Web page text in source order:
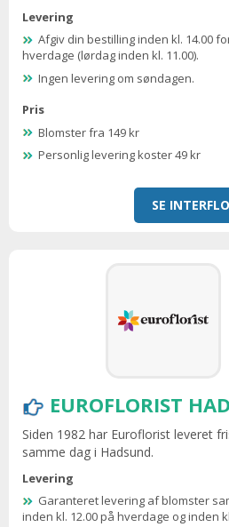
Levering
Afgiv din bestilling inden kl. 14.00
hverdage (lørdag inden kl. 11.00).
Ingen levering om søndagen.
Pris
Blomster fra 149 kr
Personlig levering koster 49 kr
SE
EUROFLORIST
Siden 1982 har Euroflorist leveret
samme dag i Hadsund.
Levering
Garanteret levering af blomster
inden kl. 12.00 på hverdage og inden